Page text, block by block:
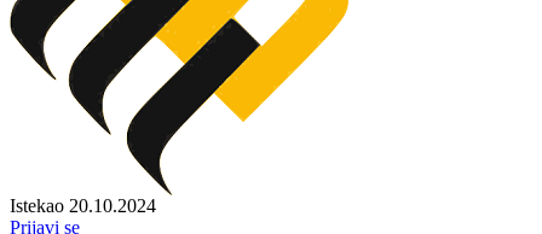
Istekao 20.10.2024
Prijavi se